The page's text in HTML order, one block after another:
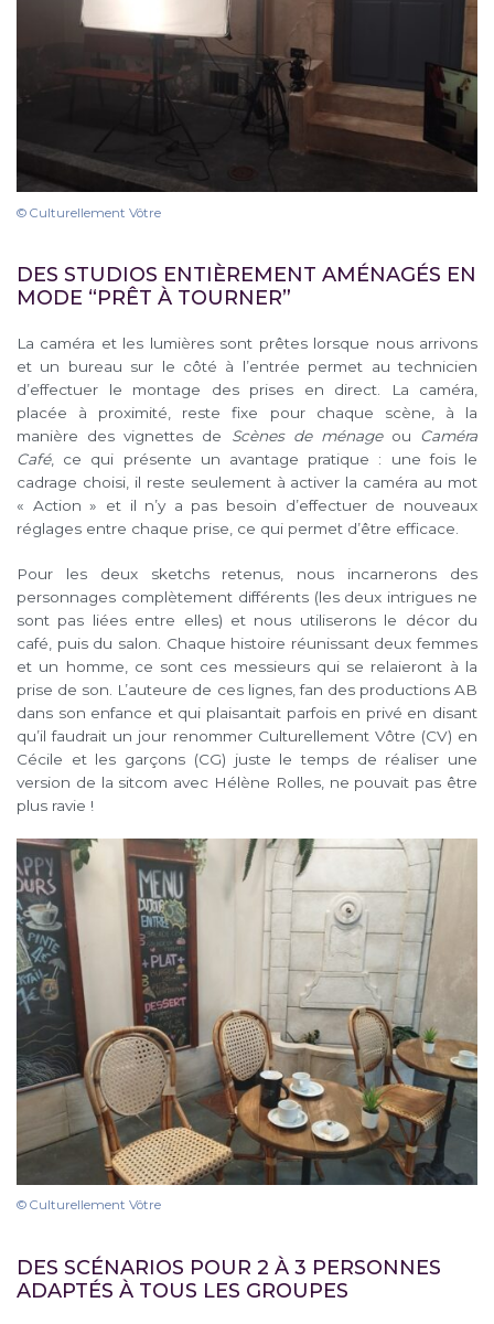
© Culturellement Vôtre
DES STUDIOS ENTIÈREMENT AMÉNAGÉS EN
MODE “PRÊT À TOURNER”
La caméra et les lumières sont prêtes lorsque nous arrivons
et un bureau sur le côté à l’entrée permet au technicien
d’effectuer le montage des prises en direct. La caméra,
placée à proximité, reste fixe pour chaque scène, à la
manière des vignettes de Scènes de ménageou Caméra
Café, ce qui présente un avantage pratique : une fois le
cadrage choisi, il reste seulement à activer la caméra au mot
« Action » et il n’y a pas besoin d’effectuer de nouveaux
réglages entre chaque prise, ce qui permet d’être efficace.
Pour les deux sketchs retenus, nous incarnerons des
personnages complètement différents (les deux intrigues ne
sont pas liées entre elles) et nous utiliserons le décor du
café, puis du salon. Chaque histoire réunissant deux femmes
et un homme, ce sont ces messieurs qui se relaieront à la
prise de son. L’auteure de ces lignes, fan des productions AB
dans son enfance et qui plaisantait parfois en privé en disant
qu’il faudrait un jour renommer Culturellement Vôtre (CV) en
Cécile et les garçons (CG) juste le temps de réaliser une
version de la sitcom avec Hélène Rolles, ne pouvait pas être
plus ravie !
© Culturellement Vôtre
DES SCÉNARIOS POUR 2 À 3 PERSONNES
ADAPTÉS À TOUS LES GROUPES